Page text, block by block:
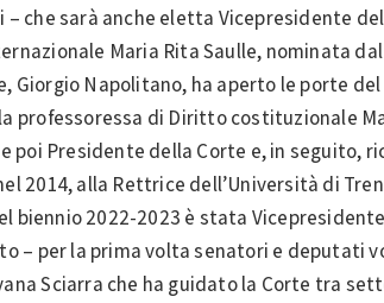
che sarà anche eletta Vicepresidente
Maria Rita Saulle, nominata
Giorgio Napolitano, ha aperto le porte
professoressa di Diritto costituzionale
poi Presidente della Corte e, in seguito,
2014, alla Rettrice dell’Università di
biennio 2022-2023 è stata
– per la prima volta senatori e deputati
Sciarra che ha guidato la Corte tra